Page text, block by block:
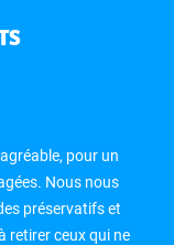
pour un
Nous nous
préservatifs et
retirer ceux qui ne